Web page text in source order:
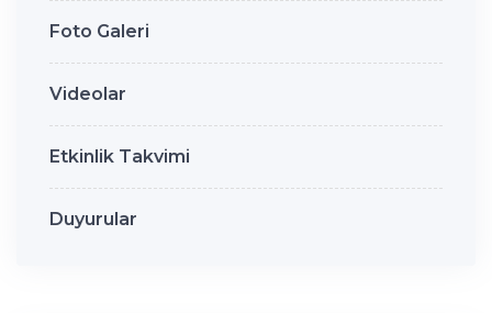
Foto Galeri
Videolar
Etkinlik Takvimi
Duyurular